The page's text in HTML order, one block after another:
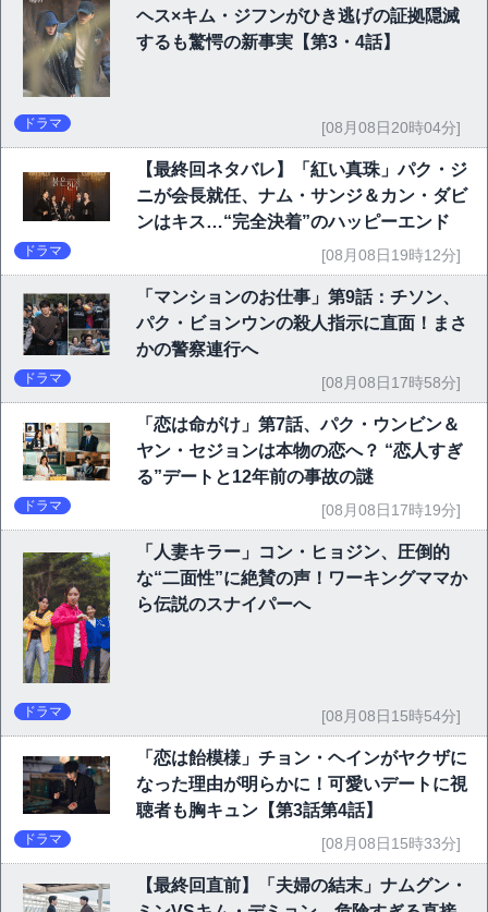
ヘス×キム・ジフンがひき逃げの証拠隠滅
するも驚愕の新事実【第3・4話】
ドラマ [08月08日20時04分]
【最終回ネタバレ】「紅い真珠」パク・ジ
ニが会長就任、ナム・サンジ＆カン・ダビ
ンはキス…“完全決着”のハッピーエンド
ドラマ [08月08日19時12分]
「マンションのお仕事」第9話：チソン、
パク・ビョンウンの殺人指示に直面！まさ
かの警察連行へ
ドラマ [08月08日17時58分]
「恋は命がけ」第7話、パク・ウンビン＆
ヤン・セジョンは本物の恋へ？ “恋人すぎ
る”デートと12年前の事故の謎
ドラマ [08月08日17時19分]
「人妻キラー」コン・ヒョジン、圧倒的
な“二面性”に絶賛の声！ワーキングママか
ら伝説のスナイパーへ
ドラマ [08月08日15時54分]
「恋は飴模様」チョン・ヘインがヤクザに
なった理由が明らかに！可愛いデートに視
聴者も胸キュン【第3話第4話】
ドラマ [08月08日15時33分]
【最終回直前】「夫婦の結末」ナムグン・